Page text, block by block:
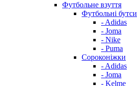
Футбольне взуття
Футбольні бутси
- Adidas
- Joma
- Nike
- Puma
Сороконіжки
- Adidas
- Joma
- Kelme